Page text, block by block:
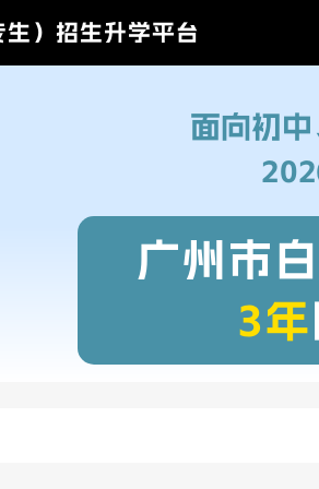
）招生升学平台
面向初
广州市
3年